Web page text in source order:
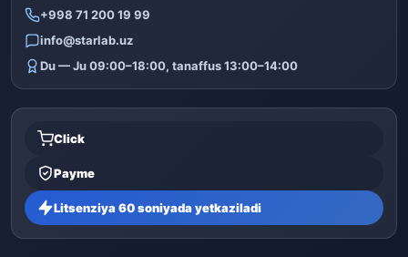
+998 71 200 19 99
info@starlab.uz
Du — Ju 09:00–18:00, tanaffus 13:00–14:00
Click
Payme
Litsenziya 60 soniyada yetkaziladi